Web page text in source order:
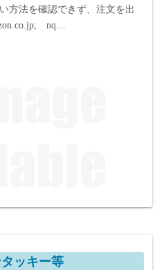
方法を確認できず、注文を出
nq…
ッキー等